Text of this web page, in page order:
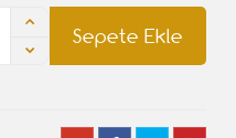
Sepete Ekle